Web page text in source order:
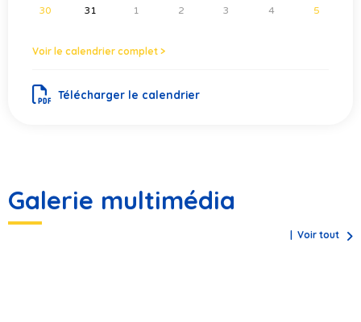
30 31 1 2 3 4 5
Voir le calendrier complet >
Télécharger le calendrier
Galerie multimédia
Voir tout